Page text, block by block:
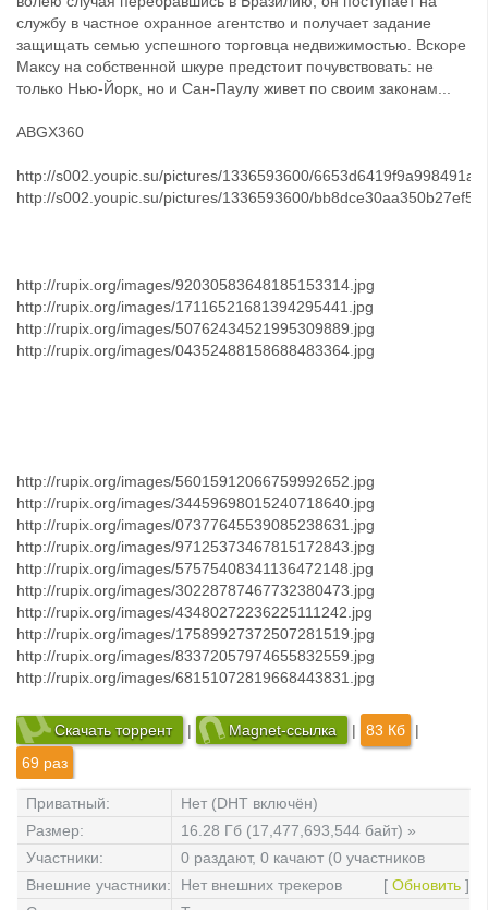
службу в частное охранное агентство и получает задание
защищать семью успешного торговца недвижимостью. Вскоре
Максу на собственной шкуре предстоит почувствовать: не
только Нью-Йорк, но и Сан-Паулу живет по своим законам...
ABGX360
http://s002.youpic.su/pictures/1336593600/
http://s002.youpic.su/pictures/1336593600/
http://rupix.org/images/92030583648185153314.jpg
http://rupix.org/images/17116521681394295441.jpg
http://rupix.org/images/50762434521995309889.jpg
http://rupix.org/images/04352488158688483364.jpg
http://rupix.org/images/56015912066759992652.jpg
http://rupix.org/images/34459698015240718640.jpg
http://rupix.org/images/07377645539085238631.jpg
http://rupix.org/images/97125373467815172843.jpg
http://rupix.org/images/57575408341136472148.jpg
http://rupix.org/images/30228787467732380473.jpg
http://rupix.org/images/43480272236225111242.jpg
http://rupix.org/images/17589927372507281519.jpg
http://rupix.org/images/83372057974655832559.jpg
http://rupix.org/images/68151072819668443831.jpg
Скачать торрент | Magnet-ссылка | 83 Кб
|
69 раз
Приватный:
Нет (DHT включён)
Размер:
16.28 Гб (17,477,693,544 байт) »
файлов: 4
Участники:
0 раздают, 0 качают (0 участников
всего)
Внешние участники: Нет внешних трекеров [ Обновить ]